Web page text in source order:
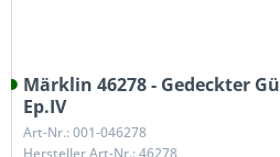
Märklin 46278 - Gedeckter
Ep.IV
Art-Nr.: 001-046278
Hersteller Art-Nr.: 46278